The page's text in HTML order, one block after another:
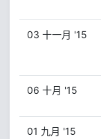
03 十一月 '15
06 十月 '15
01 九月 '15